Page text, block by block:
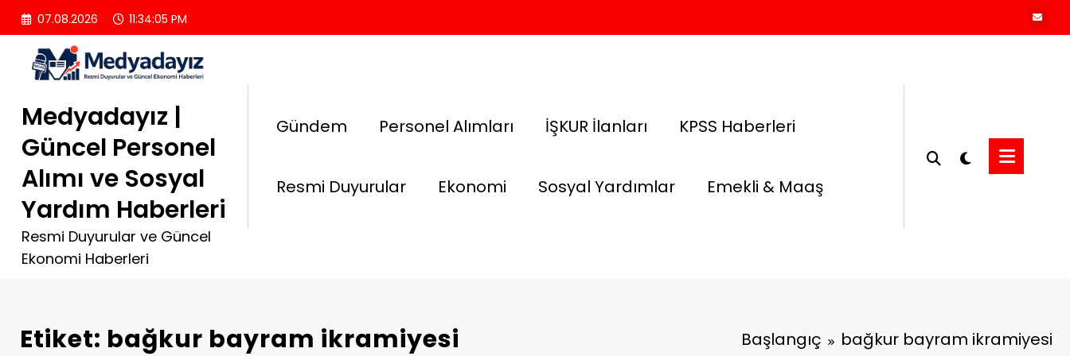
İçeriğe
atla
07.08.2026 11:34:05 PM
Medyadayız |
Güncel Personel
Alımı ve Sosyal
Yardım Haberleri
Resmi Duyurular ve Güncel
Ekonomi Haberleri
Gündem Personel Alımları İŞKUR İlanları KPSS Haberleri
Resmi Duyurular Ekonomi Sosyal Yardımlar Emekli & Maaş
Etiket: bağkur bayram ikramiyesi Başlangıç bağkur bayram ikramiyesi